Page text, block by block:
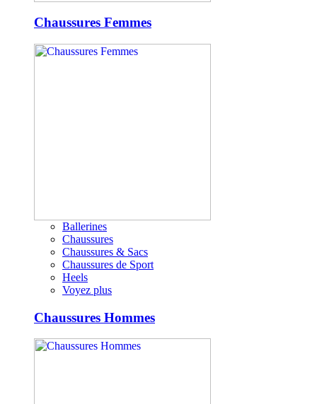
Chaussures Femmes
Ballerines
Chaussures
Chaussures & Sacs
Chaussures de Sport
Heels
Voyez plus
Chaussures Hommes